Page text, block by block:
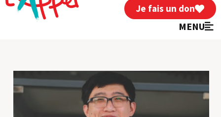
Je fais un don
MENU